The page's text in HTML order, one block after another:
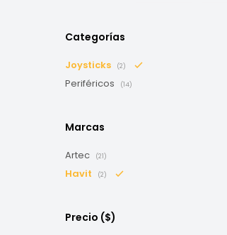
Categorías
Joysticks (2)
Periféricos (14)
Marcas
Artec (21)
Havit (2)
Precio ($)